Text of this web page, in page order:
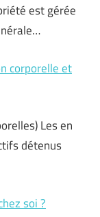
est gérée
corporelle et
Les en
détenus
soi ?